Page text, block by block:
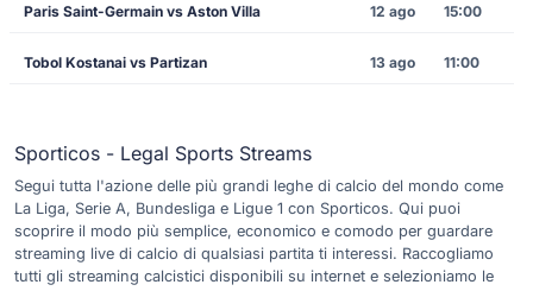
Paris Saint-Germain vs Aston Villa 12 ago 15:00
Tobol Kostanai vs Partizan 13 ago 11:00
Sporticos - Legal Sports Streams
Segui tutta l'azione delle più grandi leghe di calcio del mondo come
La Liga, Serie A, Bundesliga e Ligue 1 con Sporticos. Qui puoi
scoprire il modo più semplice, economico e comodo per guardare
streaming live di calcio di qualsiasi partita ti interessi. Raccogliamo
tutti gli streaming calcistici disponibili su internet e selezioniamo le